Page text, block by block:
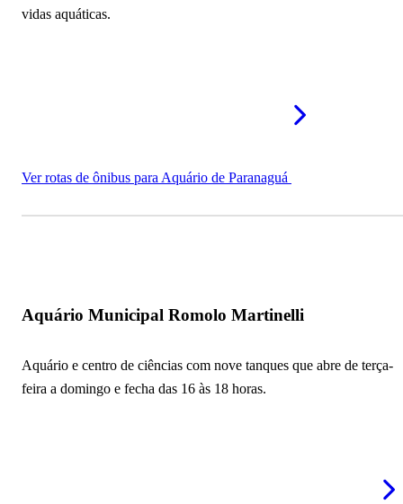
vidas aquáticas.
Ver rotas de ônibus para Aquário de Paranaguá
Aquário Municipal Romolo Martinelli
Aquário e centro de ciências com nove tanques que abre de terça-
feira a domingo e fecha das 16 às 18 horas.